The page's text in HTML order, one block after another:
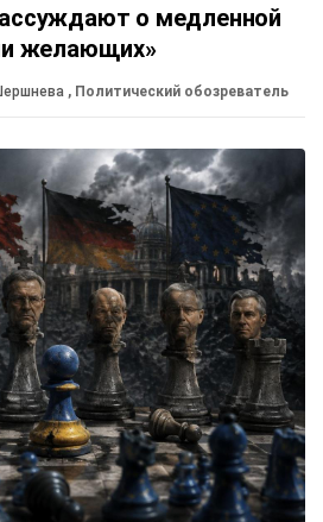
о медленной
желающих»
, Политический обозреватель